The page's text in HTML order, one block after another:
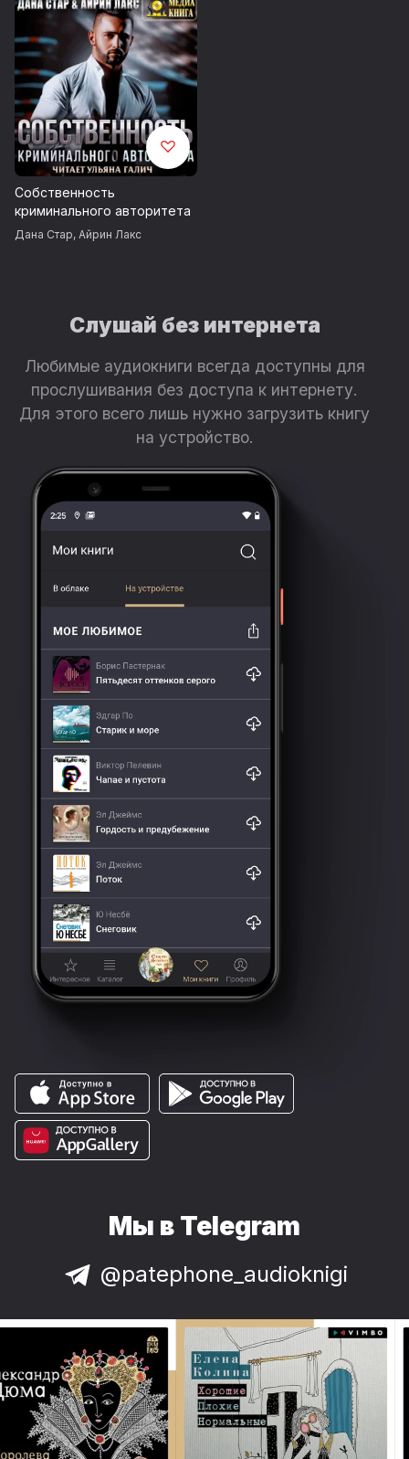
Собственность
криминального авторитета
Дана Стар, Айрин Лакс
Слушай без интернета
Любимые аудиокниги всегда доступны для
прослушивания без доступа к интернету.
Для этого всего лишь нужно загрузить книгу
на устройство.
Мы в Telegram
@patephone_audioknigi